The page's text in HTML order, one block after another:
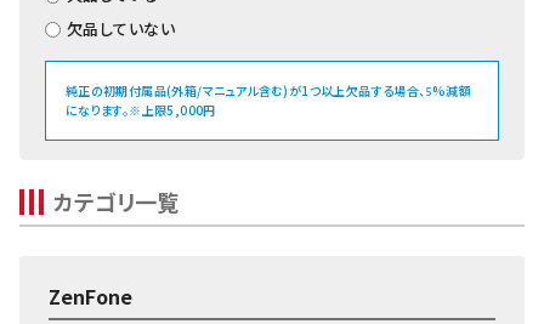
欠品していない
純正の初期付属品(外箱/マニュアル含む)が1つ以上欠品する場合、5%減額
になります。※上限5,000円
カテゴリ一覧
ZenFone